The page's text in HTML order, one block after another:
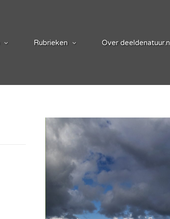
Rubrieken Over